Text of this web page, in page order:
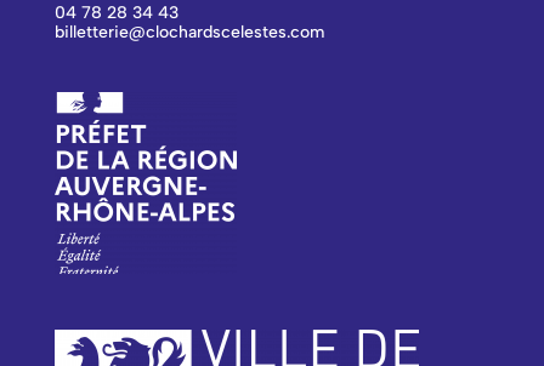
04 78 28 34 43
billetterie@clochardscelestes.com